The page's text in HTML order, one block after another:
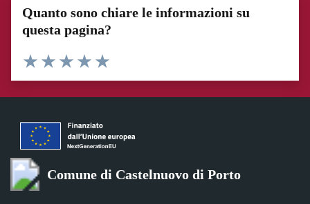
Quanto sono chiare le informazioni su
questa pagina?
Comune di Castelnuovo di Porto